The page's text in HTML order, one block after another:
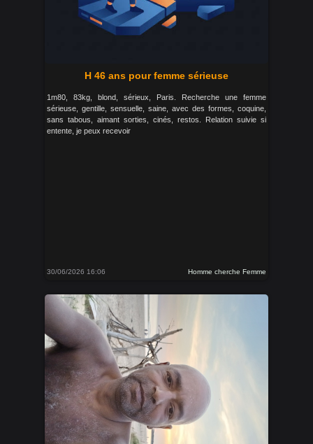
H 46 ans pour femme sérieuse
1m80, 83kg, blond, sérieux, Paris. Recherche une femme
sérieuse, gentille, sensuelle, saine, avec des formes, coquine,
sans tabous, aimant sorties, cinés, restos. Relation suivie si
entente, je peux recevoir
30/06/2026 16:06 Homme cherche Femme